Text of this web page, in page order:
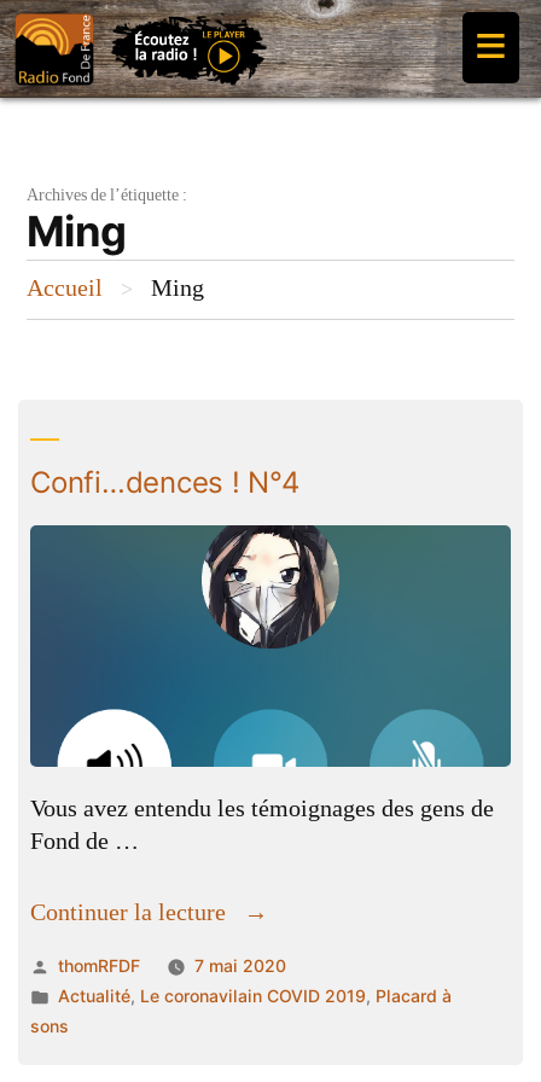
Aller
au
contenu
≡
Archives de l’étiquette :
Ming
Accueil > Ming
Confi…dences ! N°4
Vous avez entendu les témoignages des gens de
Fond de …
Continuer la lecture
« Confi…
!
N°4 »
Publié
par
thomRFDF
7 mai 2020
Publié
dans
Actualité, Le coronavilain COVID 2019, Placard à
sons